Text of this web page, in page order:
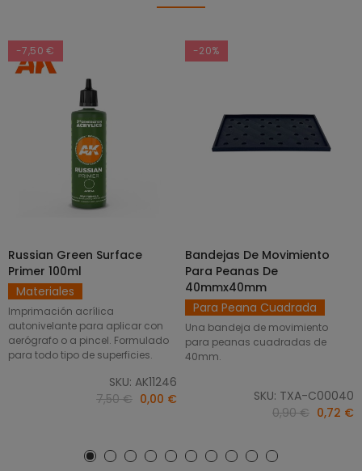
-7,50 €
AÑADIR AL CARRITO
Russian Green Surface
Primer 100ml
Materiales
Imprimación acrílica
autonivelante para aplicar con
aerógrafo o a pincel. Formulado
para todo tipo de superficies.
SKU: AK11246
7,50 € 0,00 €
-20%
SELECCIONAR OPCIONES
Bandejas De Movimiento
Para Peanas De
40mmx40mm
Para Peana Cuadrada
Una bandeja de movimiento
para peanas cuadradas de
40mm.
SKU: TXA-C00040
0,90 € 0,72 €